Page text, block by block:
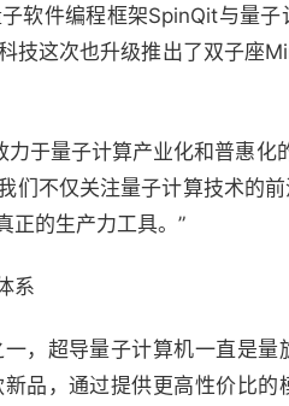
软件编程框架SpinQit与量
技这次也升级推出了双子座
于量子计算产业化和普惠
们不仅关注量子计算技术的
正的生产力工具。”
系
，超导量子计算机一直是
品，通过提供更高性价比